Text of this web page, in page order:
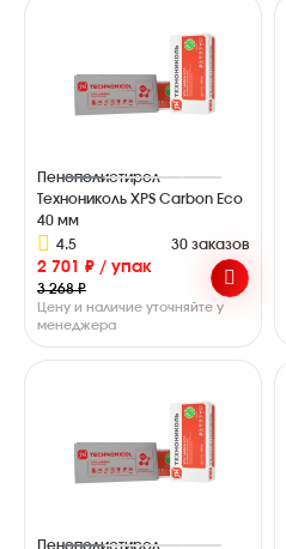
Пенополистирол
Технониколь XPS Carbon Eco
40 мм
4.5
30 заказов
2 701 ₽ / упак
3 268 ₽
Цену и наличие уточняйте у
менеджера
Пенополистирол